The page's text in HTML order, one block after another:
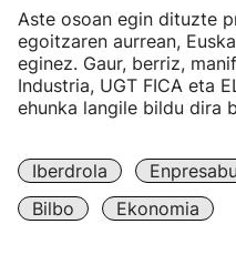
Aste osoan egin dituzte
egoitzaren aurrean,
eginez. Gaur, berriz,
Industria, UGT FICA eta
ehunka langile bildu dira
Iberdrola
Bilbo
Ekonomia